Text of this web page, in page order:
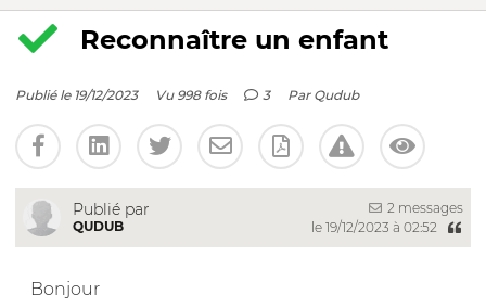
Reconnaître un enfant
Publié le 19/12/2023 Vu 998 fois 3 Par Qudub
Publié par
QUDUB
2 messages
le 19/12/2023 à 02:52
Bonjour